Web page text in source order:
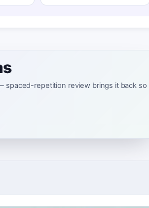
spaced-repetition review brings it back so